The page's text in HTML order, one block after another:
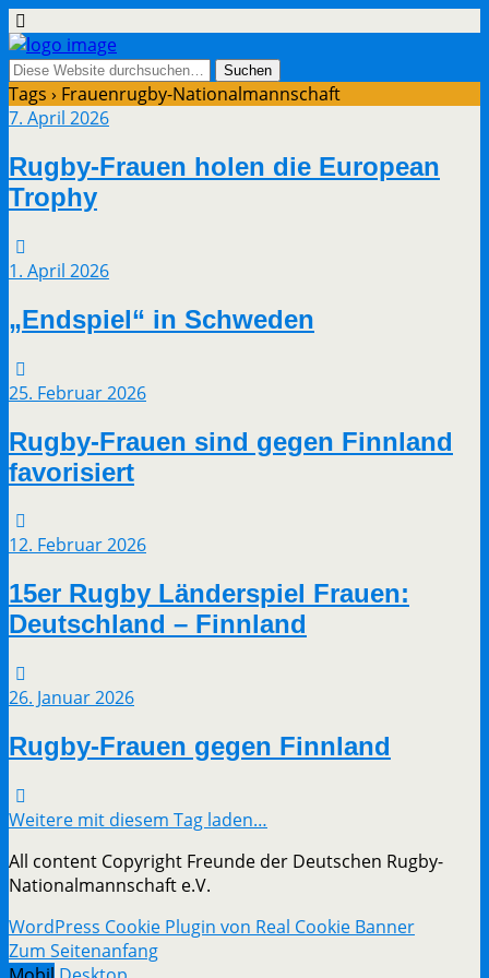
Tags › Frauenrugby-Nationalmannschaft
7. April 2026
Rugby-Frauen holen die European
Trophy
1. April 2026
„Endspiel“ in Schweden
25. Februar 2026
Rugby-Frauen sind gegen Finnland
favorisiert
12. Februar 2026
15er Rugby Länderspiel Frauen:
Deutschland – Finnland
26. Januar 2026
Rugby-Frauen gegen Finnland
Weitere mit diesem Tag laden…
All content Copyright Freunde der Deutschen Rugby-
Nationalmannschaft e.V.
WordPress Cookie Plugin von Real Cookie Banner
Zum Seitenanfang